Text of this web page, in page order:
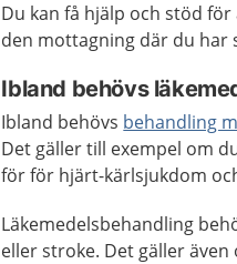
Du kan få hjälp och stöd
den mottagning där du har
Ibland behövs
Ibland behövs behandling
Det gäller till exempel om
för för hjärt-kärlsjukdom
Läkemedelsbehandling
eller stroke. Det gäller